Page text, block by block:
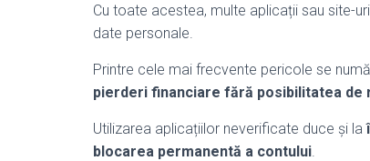
Cu toate acestea, multe aplicații sau site-
date personale.
Printre cele mai frecvente pericole se
pierderi financiare fără posibilitatea de
Utilizarea aplicațiilor neverificate duce și la
blocarea permanentă a contului.